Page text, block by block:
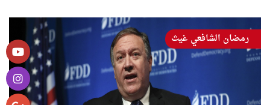
رمضان الشافعي غيث